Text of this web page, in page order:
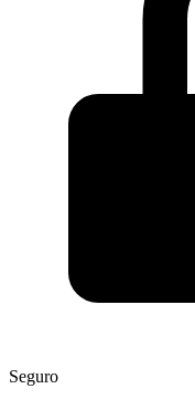
Seguro